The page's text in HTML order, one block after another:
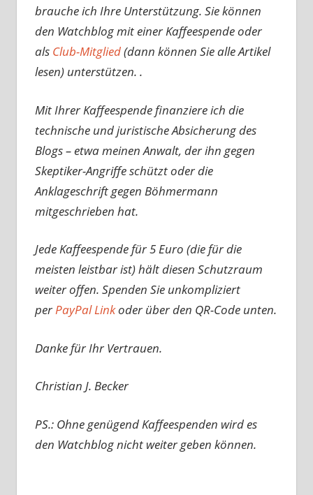
brauche ich Ihre Unterstützung. Sie können
den Watchblog mit einer Kaffeespende oder
als Club-Mitglied(dann können Sie alle Artikel
lesen) unterstützen. .
Mit Ihrer Kaffeespende finanziere ich die
technische und juristische Absicherung des
Blogs – etwa meinen Anwalt, der ihn gegen
Skeptiker-Angriffe schützt oder die
Anklageschrift gegen Böhmermann
mitgeschrieben hat.
Jede Kaffeespende für 5 Euro (die für die
meisten leistbar ist) hält diesen Schutzraum
weiter offen. Spenden Sie unkompliziert
perPayPal Linkoder über den QR-Code unten.
Danke für Ihr Vertrauen.
Christian J. Becker
PS.: Ohne genügend Kaffeespenden wird es
den Watchblog nicht weiter geben können.